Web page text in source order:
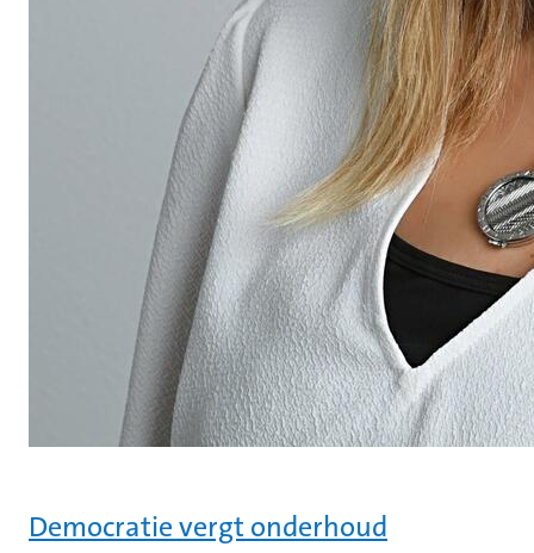
Democratie vergt onderhoud